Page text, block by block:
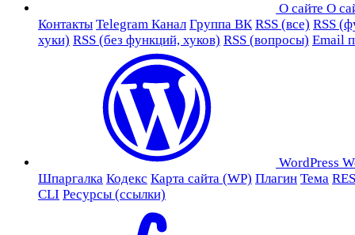
О сайте О
Контакты Telegram Канал Группа ВК RSS (все) RSS
хуки) RSS (без функций, хуков) RSS (вопросы) Email
WordPress
Шпаргалка Кодекс Карта сайта (WP) Плагин Тема
CLI Ресурсы (ссылки)